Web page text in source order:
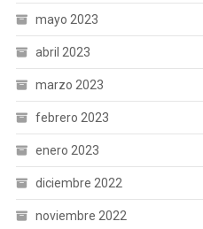
mayo 2023
abril 2023
marzo 2023
febrero 2023
enero 2023
diciembre 2022
noviembre 2022